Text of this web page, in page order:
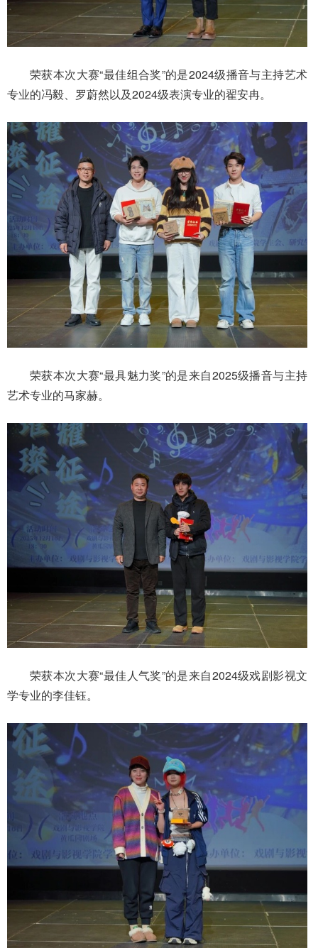
荣获本次大赛“最佳组合奖”的是2024级播音与主持艺术
专业的冯毅、罗蔚然以及2024级表演专业的翟安冉。
荣获本次大赛“最具魅力奖”的是来自2025级播音与主持
艺术专业的马家赫。
荣获本次大赛“最佳人气奖”的是来自2024级戏剧影视文
学专业的李佳钰。